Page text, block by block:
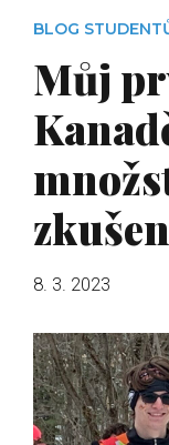
BLOG
Můj
8. 3. 2023